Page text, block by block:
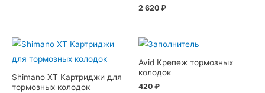
2 620 ₽
Shimano XT Картриджи для
тормозных колодок
Avid Крепеж тормозных
колодок
420 ₽